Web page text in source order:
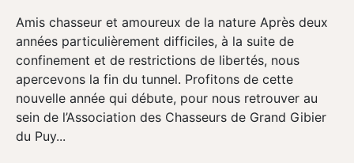
Amis chasseur et amoureux de la nature Après deux
années particulièrement difficiles, à la suite de
confinement et de restrictions de libertés, nous
apercevons la fin du tunnel. Profitons de cette
nouvelle année qui débute, pour nous retrouver au
sein de l’Association des Chasseurs de Grand Gibier
du Puy...